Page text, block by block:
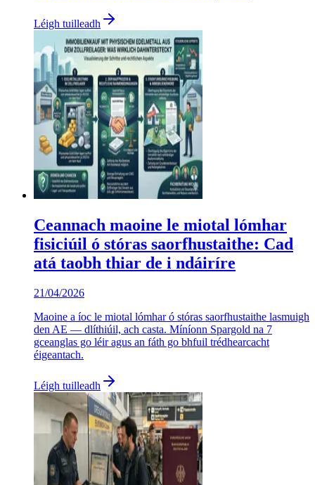
Léigh tuilleadh
Ceannach maoine le miotal lómhar
fisiciúil ó stóras saorfhustaithe: Cad
atá taobh thiar de i ndáiríre
21/04/2026
Maoine a íoc le miotal lómhar ó stóras saorfhustaithe lasmuigh
den AE — dlíthiúil, ach casta. Míníonn Spargold na 7
gceanglas go léir agus an fáth go bhfuil trédhearcacht
éigeantach.
Léigh tuilleadh